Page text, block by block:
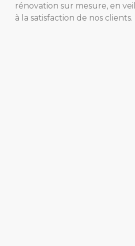
rénovation sur mesure, en
à la satisfaction de nos clients.